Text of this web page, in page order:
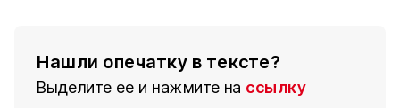
Нашли опечатку в тексте?
Выделите ее и нажмите на ссылку